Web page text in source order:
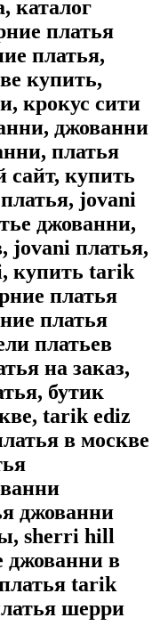
каталог
платья
платья,
купить,
крокус сити
джованни
платья
купить
jovani
джованни,
jovani платья,
купить tarik
платья
платья
платьев
на заказ,
бутик
tarik ediz
в москве
джованни
sherri hill
джованни в
tarik
шерри